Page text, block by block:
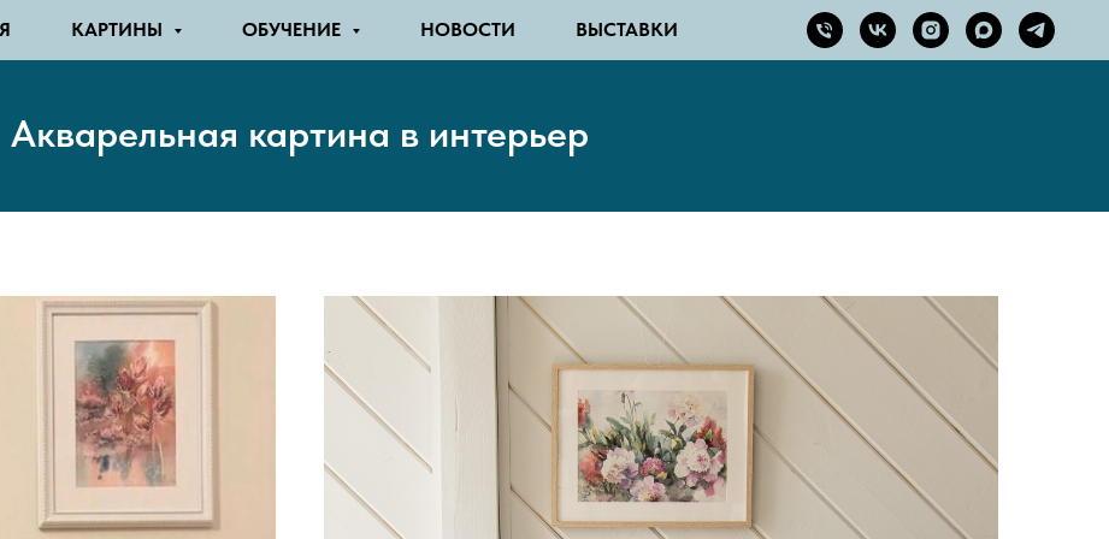
КАРТИНЫ ОБУЧЕНИЕ НОВОСТИ ВЫСТАВКИ
Акварельная картина в интерьер